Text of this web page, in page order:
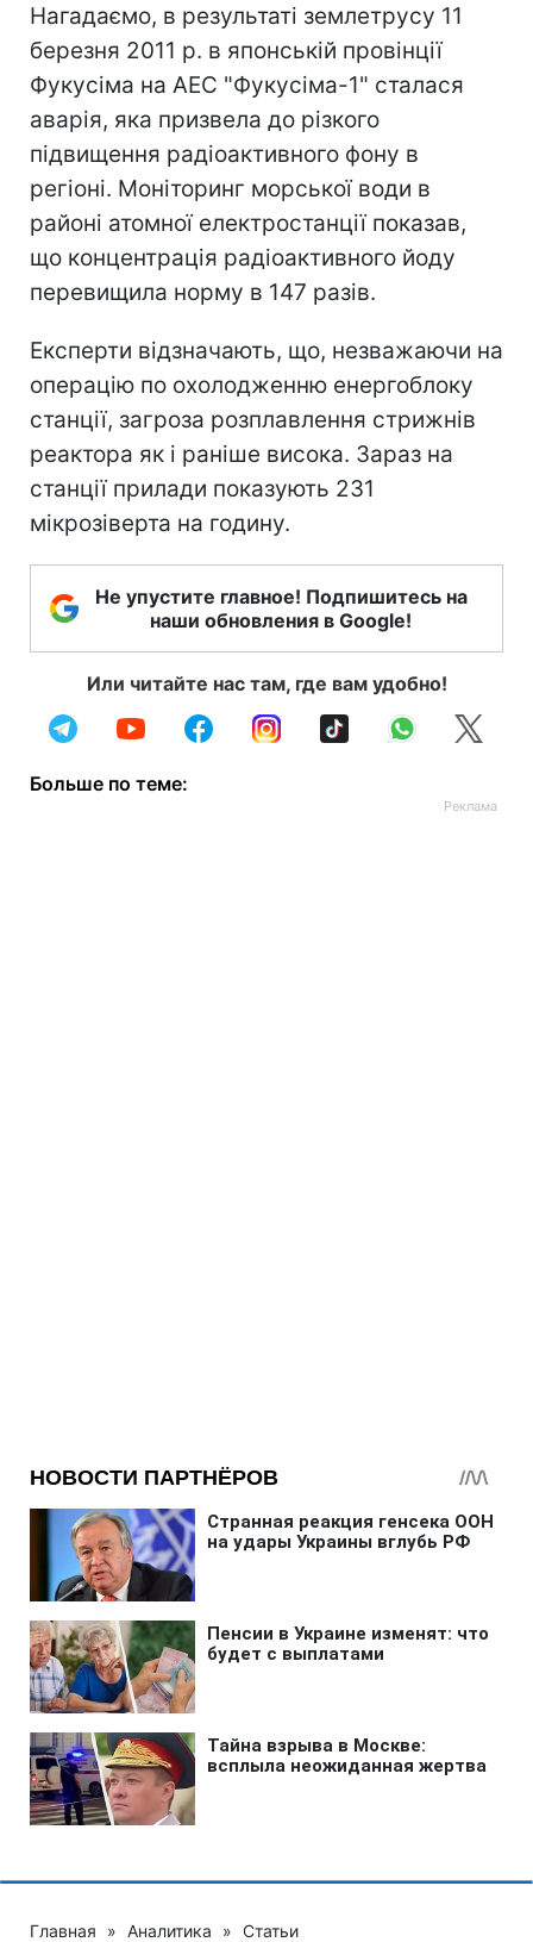
Нагадаємо, в результаті землетрусу 11
березня 2011 р. в японській провінції
Фукусіма на АЕС "Фукусіма-1" сталася
аварія, яка призвела до різкого
підвищення радіоактивного фону в
регіоні. Моніторинг морської води в
районі атомної електростанції показав,
що концентрація радіоактивного йоду
перевищила норму в 147 разів.
Експерти відзначають, що, незважаючи на
операцію по охолодженню енергоблоку
станції, загроза розплавлення стрижнів
реактора як і раніше висока. Зараз на
станції прилади показують 231
мікрозіверта на годину.
Не упустите главное! Подпишитесь на
наши обновления в Google!
Или читайте нас там, где вам удобно!
Больше по теме:
Главная » Аналитика » Статьи